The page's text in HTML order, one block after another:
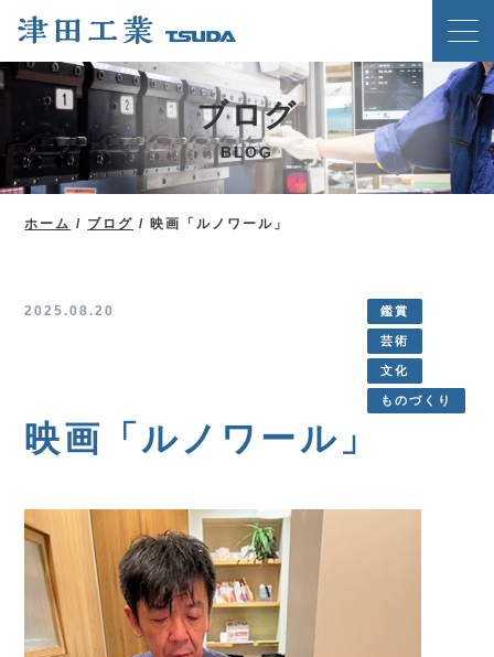
ホーム
クリンチングスピードファスナー工法
津田工業の強み
技術紹介
メディア掲載実績
お問い合わせ
ブログ
BLOG
ホーム / ブログ / 映画「ルノワール」
2025.08.20 鑑賞
芸術
文化
ものづくり
映画「ルノワール」